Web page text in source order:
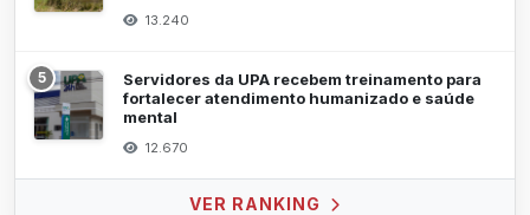
13.240
5
Servidores da UPA recebem treinamento para
fortalecer atendimento humanizado e saúde
mental
12.670
VER RANKING